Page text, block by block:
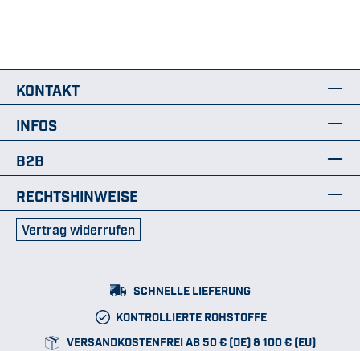
KONTAKT
INFOS
B2B
RECHTSHINWEISE
Vertrag widerrufen
SCHNELLE LIEFERUNG
KONTROLLIERTE ROHSTOFFE
VERSANDKOSTENFREI AB 50 € (DE) & 100 € (EU)